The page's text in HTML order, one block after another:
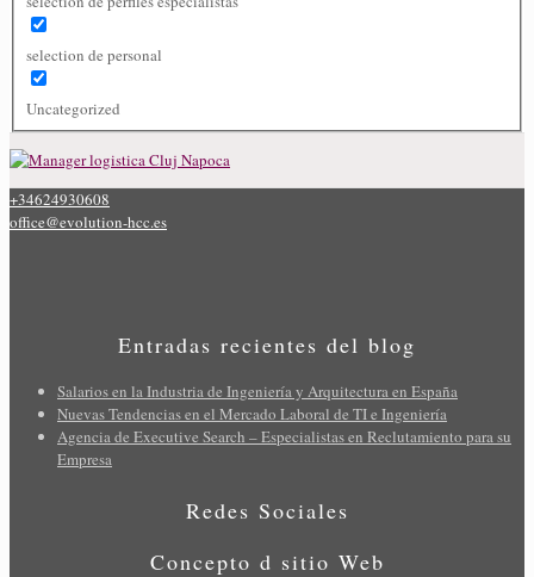
selection de personal
Uncategorized
+34624930608
office@evolution-hcc.es
Entradas recientes del blog
Salarios en la Industria de Ingeniería y Arquitectura en España
Nuevas Tendencias en el Mercado Laboral de TI e Ingeniería
Agencia de Executive Search – Especialistas en Reclutamiento para su
Empresa
Redes Sociales
Concepto d sitio Web